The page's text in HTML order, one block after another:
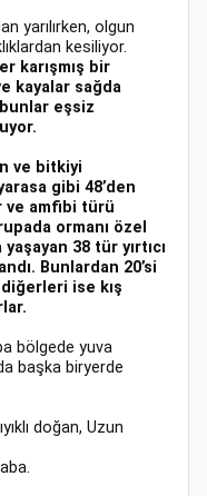
yarılırken, olgun
kesiliyor.
karışmış bir
kayalar sağda
eşsiz
ve bitkiyi
gibi 48’den
ve amfibi türü
ormanı özel
38 tür yırtıcı
Bunlardan 20’si
ise kış
bölgede yuva
başka biryerde
doğan, Uzun